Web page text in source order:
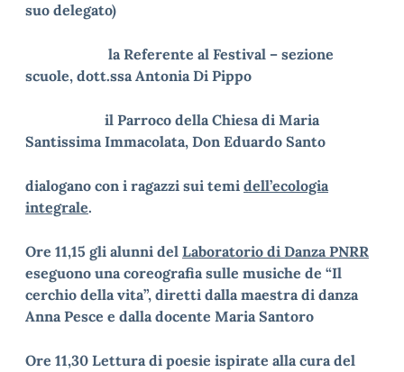
suo delegato)
la Referente al Festival – sezione
scuole, dott.ssa Antonia Di Pippo
il Parroco della Chiesa di Maria
Santissima Immacolata, Don Eduardo Santo
dialogano con i ragazzi sui temi dell’ecologia
integrale.
Ore 11,15 gli alunni del Laboratorio di Danza PNRR
eseguono una coreografia sulle musiche de “Il
cerchio della vita”, diretti dalla maestra di danza
Anna Pesce e dalla docente Maria Santoro
Ore 11,30 Lettura di poesie ispirate alla cura del